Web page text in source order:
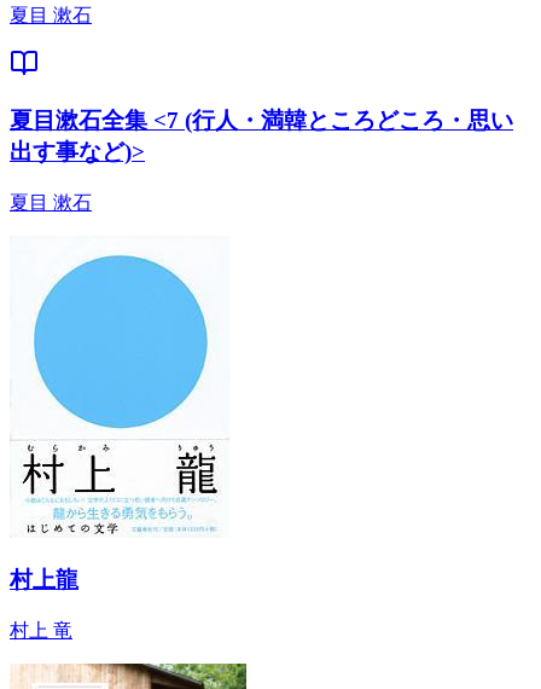
夏目 漱石
夏目漱石全集 <7 (行人・満韓ところどころ・思い
出す事など)>
夏目 漱石
村上龍
村上 竜